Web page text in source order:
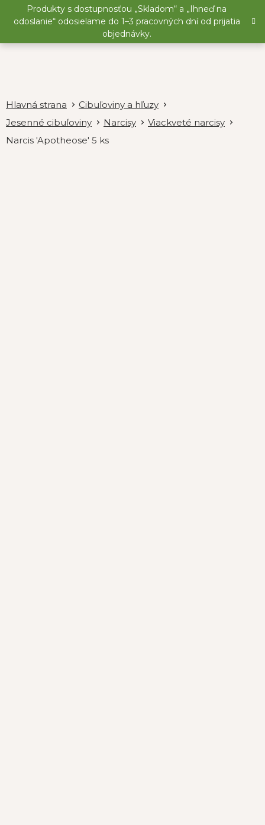
Produkty s dostupnosťou „Skladom“ a „Ihneď na
odoslanie“ odosielame do 1–3 pracovných dní od prijatia
objednávky.
Cibuľoviny a hľuzy
Jesenné cibuľoviny
Narcisy
Viackveté narcisy
Narcis 'Apotheose' 5 ks